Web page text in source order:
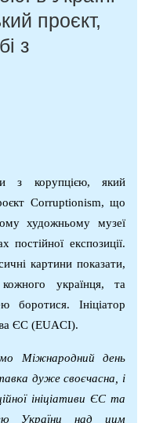
проєкт,
з
з корупцією, який
Corruptionism, що
художньому музеї
експозиції.
картини показати,
українця, та
боротися. Ініціатор
ЄС (EUACI).
Міжнародний день
дуже своєчасна, і
ініціативи ЄС та
України над цим